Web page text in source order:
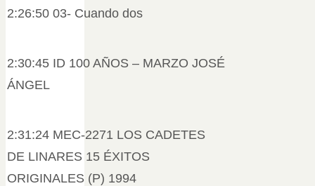
2:26:50 03- Cuando dos
2:30:45 ID 100 AÑOS – MARZO JOSÉ
ÁNGEL
2:31:24 MEC-2271 LOS CADETES
DE LINARES 15 ÉXITOS
ORIGINALES (P) 1994